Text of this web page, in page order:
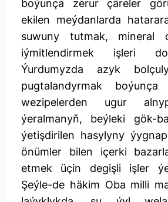
boýunça zerur çäreler
ekilen meýdanlarda
suwuny tutmak, mineral
iýmitlendirmek işleri
Ýurdumyzda azyk
pugtalandyrmak
wezipelerden ugur
ýeralmanyň, beýleki gök-
ýetişdirilen hasylyny
önümler bilen içerki
etmek üçin degişli işler
Şeýle-de häkim Oba milli